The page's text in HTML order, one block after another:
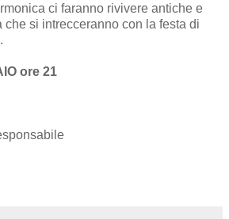
ci faranno rivivere antiche e
che si intrecceranno con la festa di
ore 21